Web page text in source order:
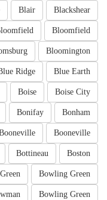
Blackshear
Blair
Bloomfield
Bloomington
Blue Earth
Ridge
Boise City
Boise
Bonham
Bonifay
Booneville
Boston
Bottineau
Bowling Green
Bowling Green